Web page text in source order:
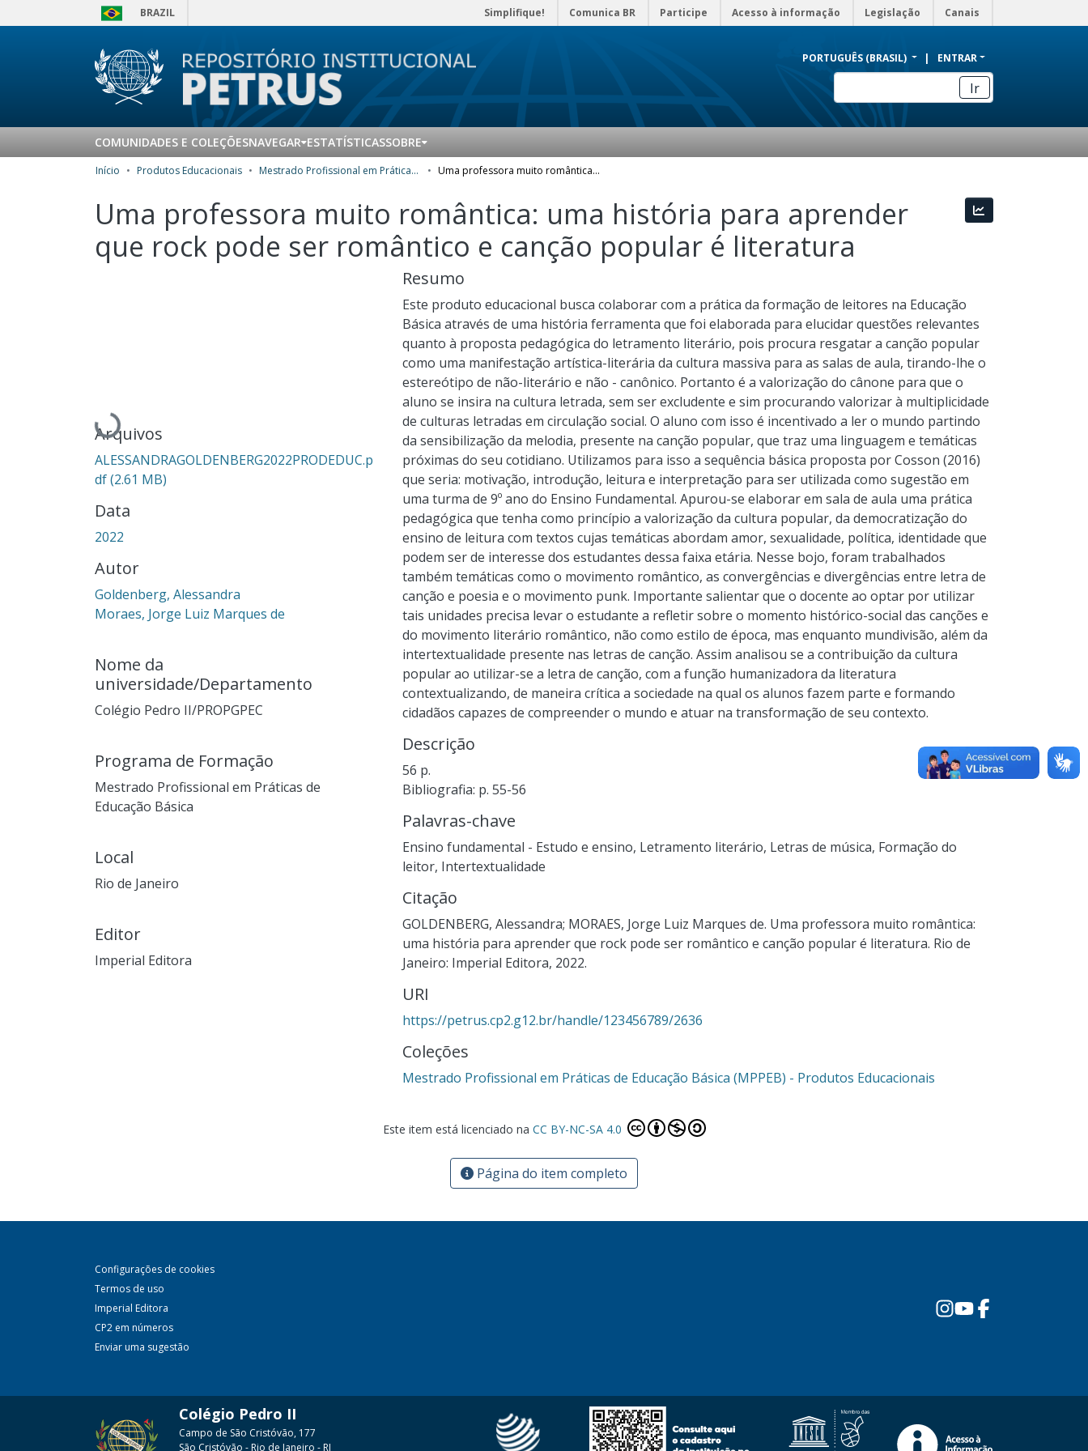
BRAZIL Simplifique! Comunica BR Participe Acesso à informação Legislação Canais
PORTUGUÊS (BRASIL) ENTRAR
Ir
COMUNIDADES E COLEÇÕESNAVEGAR ESTATÍSTICASSOBRE
Início Produtos Educacionais Mestrado Profissional em Práticas de Educação Básica (MPPEB) - Produtos Educacionais Uma professora muito romântica: uma história para aprender que rock pode ser romântico e canção popular é literatura
Uma professora muito romântica: uma história para aprender
que rock pode ser romântico e canção popular é literatura
Carregando...
Arquivos
ALESSANDRAGOLDENBERG2022PRODEDUC.p
df(2.61 MB)
Data
2022
Autor
Goldenberg, Alessandra
Moraes, Jorge Luiz Marques de
Nome da
universidade/Departamento
Colégio Pedro II/PROPGPEC
Programa de Formação
Mestrado Profissional em Práticas de
Educação Básica
Local
Rio de Janeiro
Editor
Imperial Editora
Resumo
Este produto educacional busca colaborar com a prática da formação de leitores na Educação
Básica através de uma história ferramenta que foi elaborada para elucidar questões relevantes
quanto à proposta pedagógica do letramento literário, pois procura resgatar a canção popular
como uma manifestação artística-literária da cultura massiva para as salas de aula, tirando-lhe o
estereótipo de não-literário e não - canônico. Portanto é a valorização do cânone para que o
aluno se insira na cultura letrada, sem ser excludente e sim procurando valorizar à multiplicidade
de culturas letradas em circulação social. O aluno com isso é incentivado a ler o mundo partindo
da sensibilização da melodia, presente na canção popular, que traz uma linguagem e temáticas
próximas do seu cotidiano. Utilizamos para isso a sequência básica proposta por Cosson (2016)
que seria: motivação, introdução, leitura e interpretação para ser utilizada como sugestão em
uma turma de 9º ano do Ensino Fundamental. Apurou-se elaborar em sala de aula uma prática
pedagógica que tenha como princípio a valorização da cultura popular, da democratização do
ensino de leitura com textos cujas temáticas abordam amor, sexualidade, política, identidade que
podem ser de interesse dos estudantes dessa faixa etária. Nesse bojo, foram trabalhados
também temáticas como o movimento romântico, as convergências e divergências entre letra de
canção e poesia e o movimento punk. Importante salientar que o docente ao optar por utilizar
tais unidades precisa levar o estudante a refletir sobre o momento histórico-social das canções e
do movimento literário romântico, não como estilo de época, mas enquanto mundivisão, além da
intertextualidade presente nas letras de canção. Assim analisou se a contribuição da cultura
popular ao utilizar-se a letra de canção, com a função humanizadora da literatura
contextualizando, de maneira crítica a sociedade na qual os alunos fazem parte e formando
cidadãos capazes de compreender o mundo e atuar na transformação de seu contexto.
Descrição
56 p.
Bibliografia: p. 55-56
Palavras-chave
Ensino fundamental - Estudo e ensino, Letramento literário, Letras de música, Formação do
leitor, Intertextualidade
Citação
GOLDENBERG, Alessandra; MORAES, Jorge Luiz Marques de. Uma professora muito romântica:
uma história para aprender que rock pode ser romântico e canção popular é literatura. Rio de
Janeiro: Imperial Editora, 2022.
URI
https://petrus.cp2.g12.br/handle/123456789/2636
Coleções
Mestrado Profissional em Práticas de Educação Básica (MPPEB) - Produtos Educacionais
Este item está licenciado na CC BY-NC-SA 4.0
Página do item completo
Configurações de cookies
Termos de uso
Imperial Editora
CP2 em números
Enviar uma sugestão
Colégio Pedro II
Campo de São Cristóvão, 177
São Cristóvão - Rio de Janeiro - RJ